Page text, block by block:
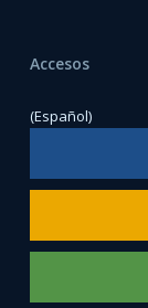
Accesos
(Español)